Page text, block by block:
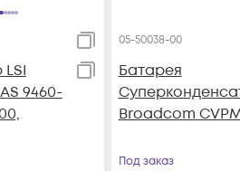
9460-
16-
05-50038-00
Батарея
Broadcom
Под заказ